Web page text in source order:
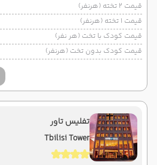
قیمت 2 تخته (هرنفر)
قیمت 1 تخته (هرنفر)
قیمت کودک با تخت (هر نفر)
قیمت کودک بدون تخت (هرنفر)
تفلیس تاور
Tbilisi Tower